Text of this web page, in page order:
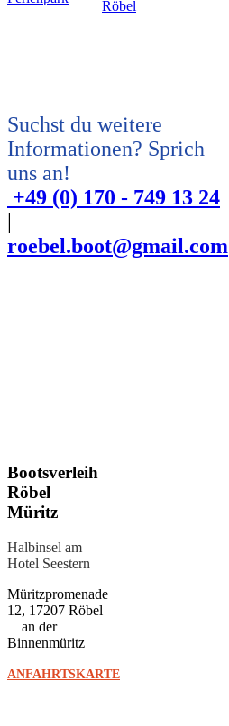
Röbel
Suchst du weitere
Informationen? Sprich
uns an!
+49 (0) 170 - 749 13 24
roebel.boot@gmail.com
Boots­verleih
Röbel
Müritz
Halbinsel am
Hotel Seestern
Müritzpromenade
12, 17207 Röbel
an der
Binnenmüritz
ANFAHRTSKARTE